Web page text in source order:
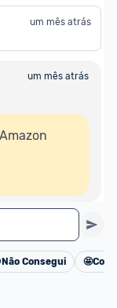
um mês atrás
um mês atrás
Não Consegui 🤩